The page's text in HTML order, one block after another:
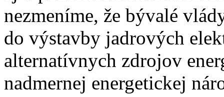
nezmeníme, že bývalé
do výstavby jadrových
alternatívnych zdrojov
nadmernej energetickej